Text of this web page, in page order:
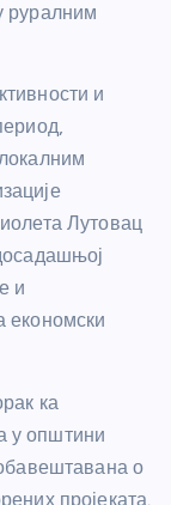
руралним
и
Лутовац
и
економски
ка
у општини
о
пројеката.